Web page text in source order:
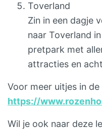
Toverland
Zin in een dagje
naar Toverland
pretpark met
attracties en
Voor meer uitjes in
https://
Wil je ook naar deze